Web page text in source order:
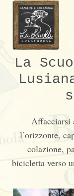
La
Affacciarsi
l’orizzonte,
colazione,
bicicletta verso